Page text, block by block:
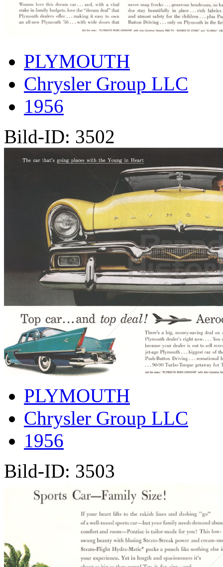
PLYMOUTH
Chrysler Group LLC
1956
Bild-ID: 3502
PLYMOUTH
Chrysler Group LLC
1956
Bild-ID: 3503